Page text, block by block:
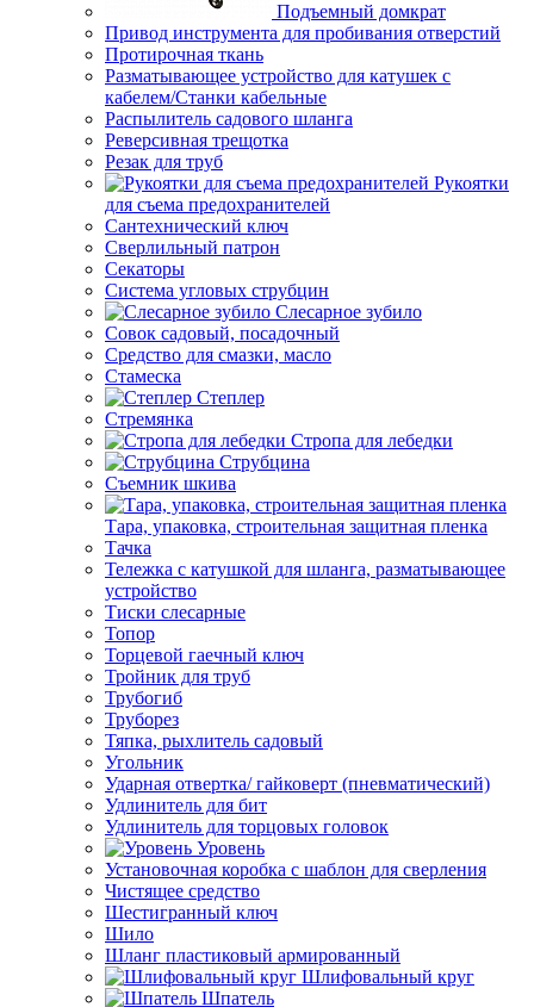
Подъемный домкрат
Привод инструмента для пробивания отверстий
Протирочная ткань
Разматывающее устройство для катушек с
кабелем/Станки кабельные
Распылитель садового шланга
Реверсивная трещотка
Резак для труб
Рукоятки
для съема предохранителей
Сантехнический ключ
Сверлильный патрон
Секаторы
Система угловых струбцин
Слесарное зубило
Совок садовый, посадочный
Средство для смазки, масло
Стамеска
Степлер
Стремянка
Стропа для лебедки
Струбцина
Съемник шкива
Тара, упаковка, строительная защитная пленка
Тачка
Тележка с катушкой для шланга, разматывающее
устройство
Тиски слесарные
Топор
Торцевой гаечный ключ
Тройник для труб
Трубогиб
Труборез
Тяпка, рыхлитель садовый
Угольник
Ударная отвертка/ гайковерт (пневматический)
Удлинитель для бит
Удлинитель для торцовых головок
Уровень
Установочная коробка с шаблон для сверления
Чистящее средство
Шестигранный ключ
Шило
Шланг пластиковый армированный
Шлифовальный круг
Шпатель